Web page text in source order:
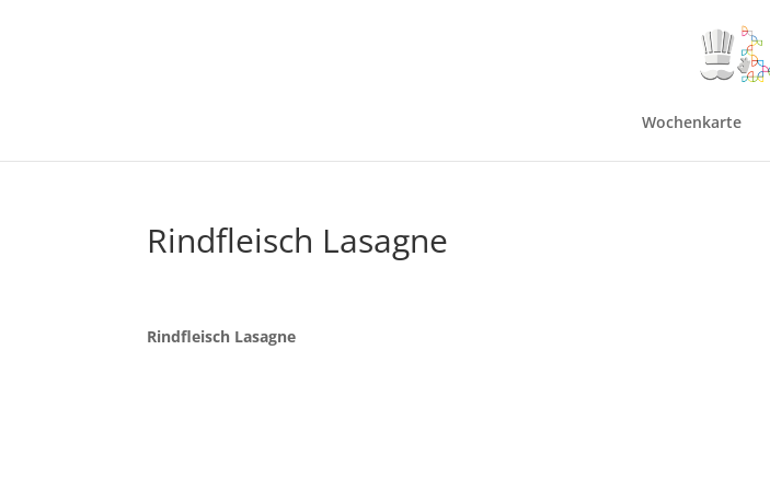
Wochenkarte
Rindfleisch Lasagne
Rindfleisch Lasagne